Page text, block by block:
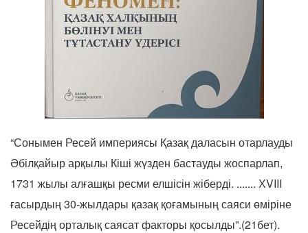
“Сонымен Ресей империясы Қазақ даласын отарлауды
Әбілқайыр арқылы Кіші жүзден бастауды жоспарлап,
1731 жылы алғашқы ресми елшісін жіберді. ....... ХVIII
ғасырдың 30-жылдары қазақ қоғамының саяси өміріне
Ресейдің орталық саясат факторы қосылды”.(21бет).